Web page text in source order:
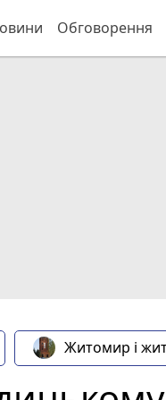
Обговорення
Житомир і